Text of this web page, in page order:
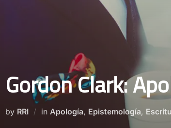
Gordon Clark:
by RRI in Apología, Epistemología,